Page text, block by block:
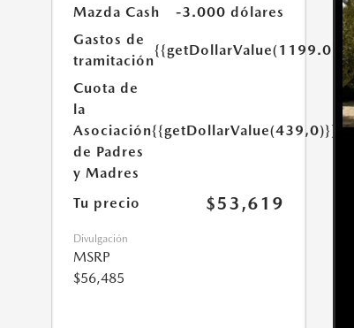
Mazda Cash
-3.000 dólares
Gastos de
tramitación
{{getDollarValue(1199.0)}}
Cuota de
la
Asociación
de Padres
y Madres
{{getDollarValue(439,0)}}
Tu precio $53,619
Divulgación
MSRP
$56,485